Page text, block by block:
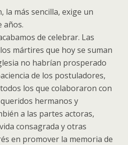
la más sencilla, exige un
años.
de celebrar. Las
mártires que hoy se suman
no habrían prosperado
de los postuladores,
los que colaboraron con
hermanos y
a las partes actoras,
consagrada y otras
en promover la memoria de